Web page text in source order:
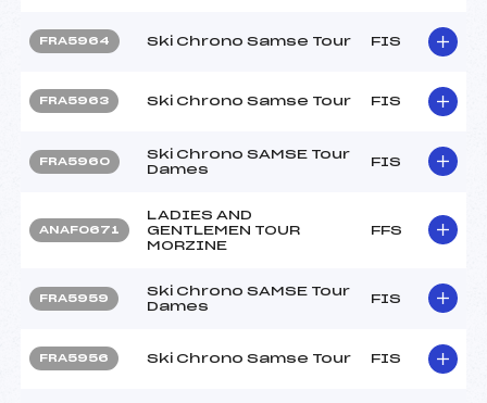
FRA5964 Ski Chrono Samse Tour FIS
FRA5963 Ski Chrono Samse Tour FIS
FRA5960
Ski Chrono SAMSE Tour
Dames
FIS
ANAF0671
LADIES AND
GENTLEMEN TOUR
MORZINE
FFS
FRA5959
Ski Chrono SAMSE Tour
Dames
FIS
FRA5956 Ski Chrono Samse Tour FIS